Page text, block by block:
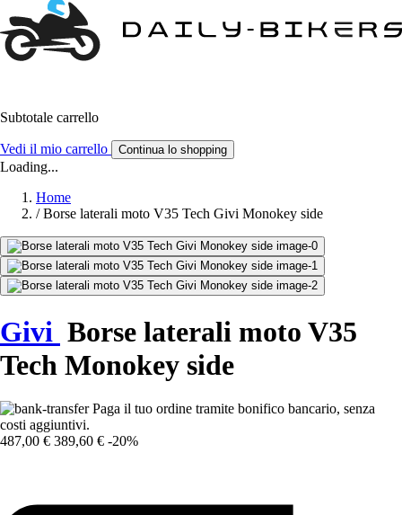
Subtotale carrello
Vedi il mio carrello Continua lo shopping
Loading...
Home
/ Borse laterali moto V35 Tech Givi Monokey side
Givi Borse laterali moto V35
Tech Monokey side
Paga il tuo ordine tramite bonifico bancario, senza
costi aggiuntivi.
487,00 € 389,60 € -20%